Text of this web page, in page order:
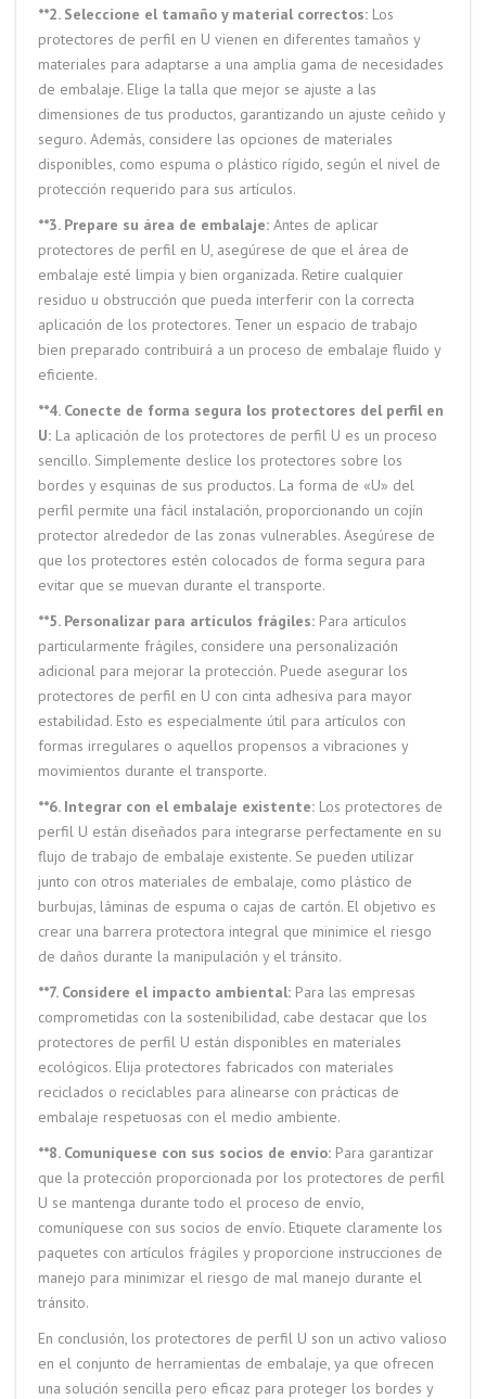
**2. Seleccione el tamaño y material correctos: Los
protectores de perfil en U vienen en diferentes tamaños y
materiales para adaptarse a una amplia gama de necesidades
de embalaje. Elige la talla que mejor se ajuste a las
dimensiones de tus productos, garantizando un ajuste ceñido y
seguro. Además, considere las opciones de materiales
disponibles, como espuma o plástico rígido, según el nivel de
protección requerido para sus artículos.
**3. Prepare su área de embalaje: Antes de aplicar
protectores de perfil en U, asegúrese de que el área de
embalaje esté limpia y bien organizada. Retire cualquier
residuo u obstrucción que pueda interferir con la correcta
aplicación de los protectores. Tener un espacio de trabajo
bien preparado contribuirá a un proceso de embalaje fluido y
eficiente.
**4. Conecte de forma segura los protectores del perfil en
U: La aplicación de los protectores de perfil U es un proceso
sencillo. Simplemente deslice los protectores sobre los
bordes y esquinas de sus productos. La forma de «U» del
perfil permite una fácil instalación, proporcionando un cojín
protector alrededor de las zonas vulnerables. Asegúrese de
que los protectores estén colocados de forma segura para
evitar que se muevan durante el transporte.
**5. Personalizar para artículos frágiles: Para artículos
particularmente frágiles, considere una personalización
adicional para mejorar la protección. Puede asegurar los
protectores de perfil en U con cinta adhesiva para mayor
estabilidad. Esto es especialmente útil para artículos con
formas irregulares o aquellos propensos a vibraciones y
movimientos durante el transporte.
**6. Integrar con el embalaje existente: Los protectores de
perfil U están diseñados para integrarse perfectamente en su
flujo de trabajo de embalaje existente. Se pueden utilizar
junto con otros materiales de embalaje, como plástico de
burbujas, láminas de espuma o cajas de cartón. El objetivo es
crear una barrera protectora integral que minimice el riesgo
de daños durante la manipulación y el tránsito.
**7. Considere el impacto ambiental: Para las empresas
comprometidas con la sostenibilidad, cabe destacar que los
protectores de perfil U están disponibles en materiales
ecológicos. Elija protectores fabricados con materiales
reciclados o reciclables para alinearse con prácticas de
embalaje respetuosas con el medio ambiente.
**8. Comuníquese con sus socios de envío: Para garantizar
que la protección proporcionada por los protectores de perfil
U se mantenga durante todo el proceso de envío,
comuníquese con sus socios de envío. Etiquete claramente los
paquetes con artículos frágiles y proporcione instrucciones de
manejo para minimizar el riesgo de mal manejo durante el
tránsito.
En conclusión, los protectores de perfil U son un activo valioso
en el conjunto de herramientas de embalaje, ya que ofrecen
una solución sencilla pero eficaz para proteger los bordes y